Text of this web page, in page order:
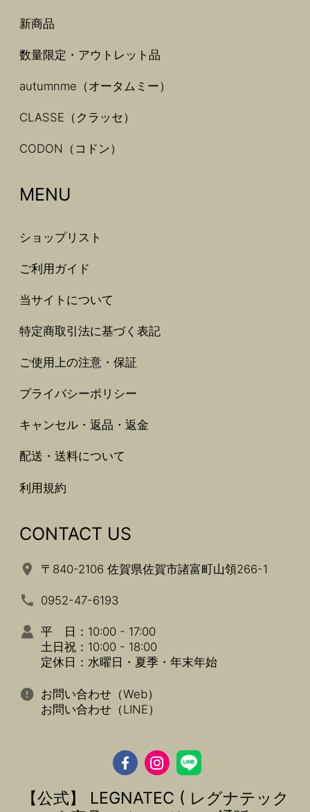
新商品
数量限定・アウトレット品
autumnme（オータムミー）
CLASSE（クラッセ）
CODON（コドン）
MENU
ショップリスト
ご利用ガイド
当サイトについて
特定商取引法に基づく表記
ご使用上の注意・保証
プライバシーポリシー
キャンセル・返品・返金
配送・送料について
利用規約
CONTACT US
〒840-2106 佐賀県佐賀市諸富町山領266-1
0952-47-6193
平 日：10:00 - 17:00
土日祝：10:00 - 18:00
定休日：水曜日・夏季・年末年始
お問い合わせ（Web）
お問い合わせ（LINE）
【公式】 LEGNATEC ( レグナテック